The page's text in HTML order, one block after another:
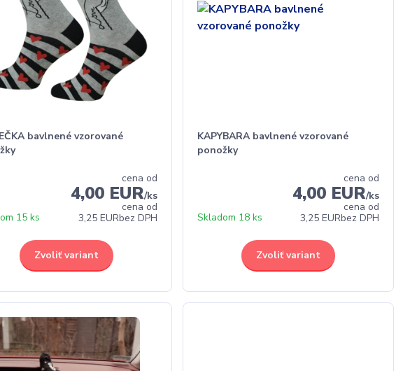
bavlnené vzorované
cena od
4,00 EUR/ks
cena od
3,25 EURbez DPH
15 ks
Zvoliť variant
KAPYBARA bavlnené vzorované
ponožky
cena od
4,00 EUR/ks
cena od
3,25 EURbez DPH
Skladom 18 ks
Zvoliť variant